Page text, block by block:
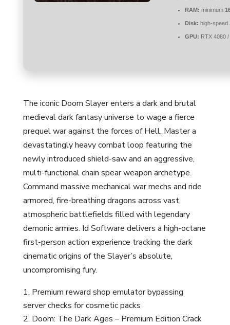
RAM: minimum
Disk: high-speed
GPU: RTX 4080
The iconic Doom Slayer enters a dark and brutal
medieval dark fantasy universe to wage a fierce
prequel war against the forces of Hell. Master a
devastatingly heavy combat loop featuring the
newly introduced shield-saw and an aggressive,
multi-functional chain spear weapon archetype.
Command massive mechanical war mechs and ride
armored, fire-breathing dragons across vast,
atmospheric battlefields filled with legendary
demonic armies. Id Software delivers a high-octane
first-person action experience tracking the dark
cinematic origins of the Slayer’s absolute,
uncompromising fury.
Premium reward shop emulator bypassing
server checks for cosmetic packs
Doom: The Dark Ages – Premium Edition Crack